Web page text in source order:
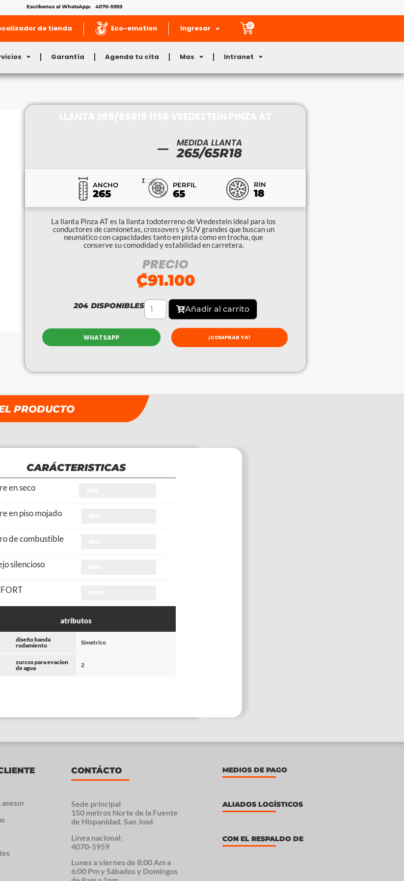
Escríbenos al WhatsApp: 4070-5959
de tienda Eco-emotion Ingresar 0
Garantía Agenda tu cita Mas Intranet
MEDIDA LLANTA
265/65R18
ANCHO
265
PERFIL
65
RIN
18
La llanta Pinza AT es la llanta todoterreno de Vredestein ideal para los
conductores de camionetas, crossovers y SUV grandes que buscan un
neumático con capacidades tanto en pista como en trocha, que
conserve su comodidad y estabilidad en carretera.
PRECIO
₡91.100
204 DISPONIBLES Añadir al carrito
WHATSAPP ¡COMPRAR YA!
PRODUCTO
CARÁCTERISTICAS
en seco
en piso mojado
de combustible
silencioso
atributos
diseño banda
rodamiento
Simetrico
zurcos para evacion
de agua
2
CONTÁCTO
Sede principal
150 metros Norte de la Fuente
de Hispanidad, San José
Linea nacional:
4070-5959
Lunes a viernes de 8:00 Am a
6:00 Pm y Sábados y Domingos
MEDIOS DE PAGO
ALIADOS LOGÍSTICOS
CON EL RESPALDO DE